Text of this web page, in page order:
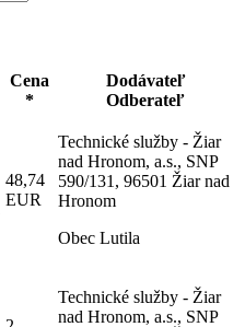
Cena
*
Dodávateľ
Odberateľ
48,74
EUR
Technické služby - Žiar
nad Hronom, a.s., SNP
590/131, 96501 Žiar nad
Hronom
Obec Lutila
Technické služby - Žiar
nad Hronom, a.s., SNP